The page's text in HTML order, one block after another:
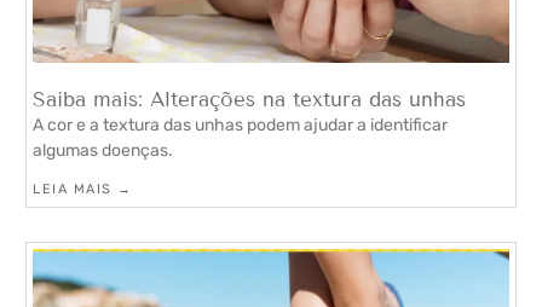
Saiba mais: Alterações na textura das unhas
A cor e a textura das unhas podem ajudar a identificar
algumas doenças.
LEIA MAIS →